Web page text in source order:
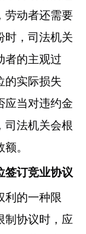
劳动者还需要
， 司法机关
者的主观过
的实际损失
应当对违约金
司法机关会根
。
签订竞业协议
利的一种限
制协议时，应